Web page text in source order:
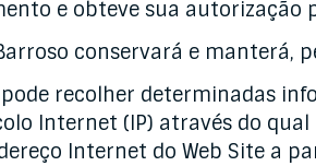
e obteve sua autorização
conservará e manterá,
pode recolher determinadas
Internet (IP) através do
Internet do Web Site a